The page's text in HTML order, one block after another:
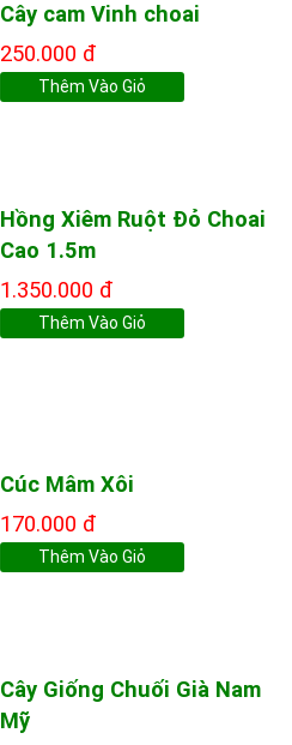
Cây cam Vinh choai
250.000 đ
Thêm Vào Giỏ
Hồng Xiêm Ruột Đỏ Choai
Cao 1.5m
1.350.000 đ
Thêm Vào Giỏ
Cúc Mâm Xôi
170.000 đ
Thêm Vào Giỏ
Cây Giống Chuối Già Nam
Mỹ